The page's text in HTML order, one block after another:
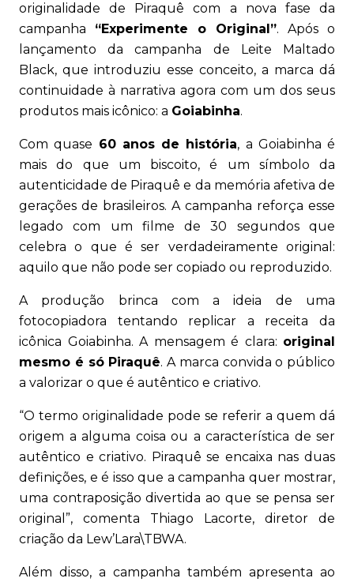
originalidade de Piraquê com a nova fase da
campanha “Experimente o Original”. Após o
lançamento da campanha de Leite Maltado
Black, que introduziu esse conceito, a marca dá
continuidade à narrativa agora com um dos seus
produtos mais icônico: a Goiabinha.
Com quase 60 anos de história, a Goiabinha é
mais do que um biscoito, é um símbolo da
autenticidade de Piraquê e da memória afetiva de
gerações de brasileiros. A campanha reforça esse
legado com um filme de 30 segundos que
celebra o que é ser verdadeiramente original:
aquilo que não pode ser copiado ou reproduzido.
A produção brinca com a ideia de uma
fotocopiadora tentando replicar a receita da
icônica Goiabinha. A mensagem é clara: original
mesmo é só Piraquê. A marca convida o público
a valorizar o que é autêntico e criativo.
“O termo originalidade pode se referir a quem dá
origem a alguma coisa ou a característica de ser
autêntico e criativo. Piraquê se encaixa nas duas
definições, e é isso que a campanha quer mostrar,
uma contraposição divertida ao que se pensa ser
original”, comenta Thiago Lacorte, diretor de
criação da Lew’Lara\TBWA.
Além disso, a campanha também apresenta ao